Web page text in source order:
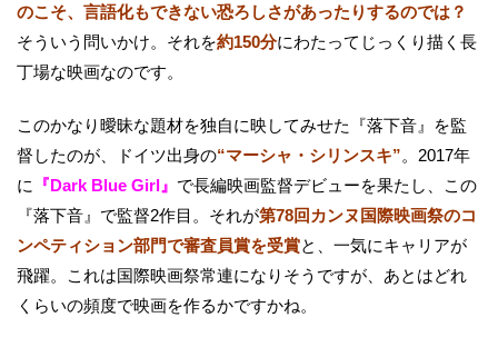
のこそ、言語化もできない恐ろしさがあったりするのでは？
そういう問いかけ。それを約150分にわたってじっくり描く長
丁場な映画なのです。
このかなり曖昧な題材を独自に映してみせた『落下音』を監
督したのが、ドイツ出身の“マーシャ・シリンスキ”。2017年
に
『Dark Blue Girl』 で長編映画監督デビューを果たし、この
『落下音』で監督2作目。それが第78回カンヌ国際映画祭のコ
ンペティション部門で審査員賞を受賞と、一気にキャリアが
飛躍。これは国際映画祭常連になりそうですが、あとはどれ
くらいの頻度で映画を作るかですかね。